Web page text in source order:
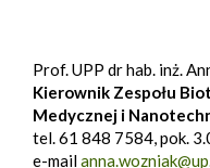
Prof. UPP dr hab. inż.
Kierownik Zespołu
Medycznej i
tel. 61 848 7584, pok.
e-mail